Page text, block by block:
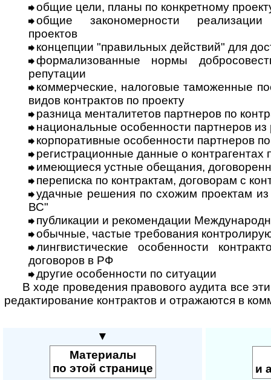
общие цели, планы по конкретному
общие закономерности реализации
проектов
концепции "правильных действий" для
формализованные нормы
репутации
коммерческие, налоговые таможенные
видов контрактов по проекту
разница менталитетов партнеров по
национальные особенности партнеров из
корпоративные особенности партнеров
регистрационные данные о контрагентах
имеющиеся устные обещания,
переписка по контрактам, договорам с
удачные решения по схожим проектам
ВС"
публикации и рекомендации
обычные, частые требования
лингвистические особенности
договоров в РФ
другие особенности по ситуации
В ходе проведения правового аудита все
редактирование контрактов и отражаются в
▼
Материалы
по этой странице
и